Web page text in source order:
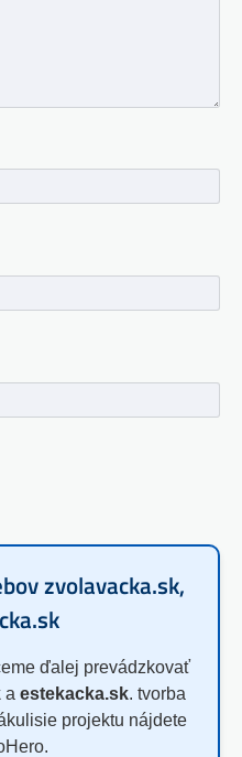
zvolavacka.sk,
ďalej prevádzkovať
a estekacka.sk. tvorba
projektu nájdete